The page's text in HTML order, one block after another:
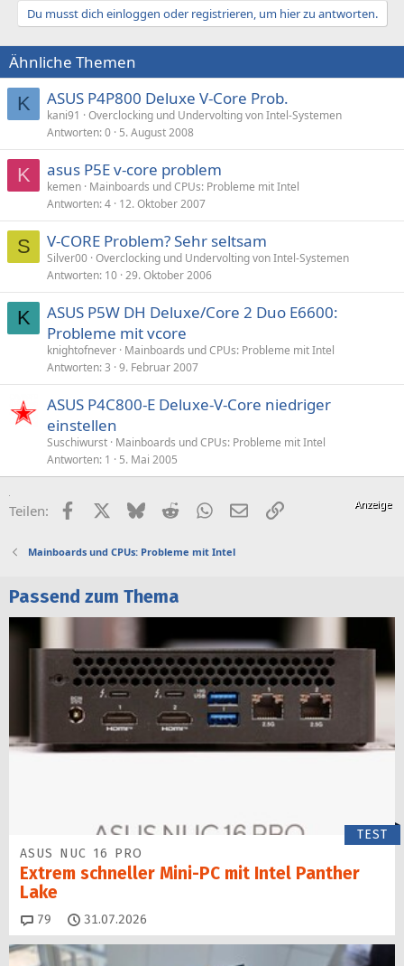
Du musst dich einloggen oder registrieren, um hier zu antworten.
Ähnliche Themen
K ASUS P4P800 Deluxe V-Core Prob.
kani91
Overclocking und Undervolting von Intel-Systemen
Antworten 0 5. August 2008
K asus P5E v-core problem
kemen Mainboards und CPUs: Probleme mit Intel
Antworten 4 12. Oktober 2007
S V-CORE Problem? Sehr seltsam
Silver00 Overclocking und Undervolting von Intel-Systemen
Antworten 10 29. Oktober 2006
K
ASUS P5W DH Deluxe/Core 2 Duo E6600:
Probleme mit vcore
knightofnever Mainboards und CPUs: Probleme mit Intel
Antworten 3 9. Februar 2007
ASUS P4C800-E Deluxe-V-Core niedriger
einstellen
Suschiwurst Mainboards und CPUs: Probleme mit Intel
Antworten 1 5. Mai 2005
Teilen: FacebookX (Twitter)
BlueskyRedditWhatsApp
E-MailLink
Mainboards und CPUs: Probleme mit Intel
Passend zum Thema
TEST
ASUS NUC 16 PRO
Extrem schneller Mini-PC mit Intel Panther
Lake
79 Kommentare
31.07.2026